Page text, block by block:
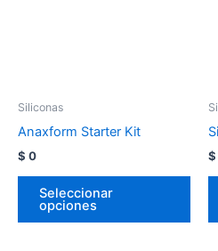
Siliconas
Anaxform Starter Kit
$ 0
Seleccionar
opciones
$